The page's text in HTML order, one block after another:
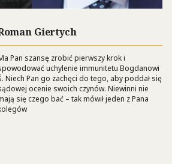
Giertych
Pan szansę zrobić pierwszy krok i
uchylenie immunitetu Bogdanowi
Niech Pan go zachęci do tego, aby poddał się
ocenie swoich czynów. Niewinni nie
się czego bać – tak mówił jeden z Pana